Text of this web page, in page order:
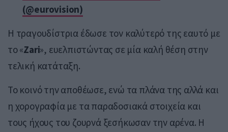
(@eurovision)
Η τραγουδίστρια έδωσε τον καλύτερό της εαυτό με
το «Zari», ευελπιστώντας σε μία καλή θέση στην
τελική κατάταξη.
Το κοινό την αποθέωσε, ενώ τα πλάνα της αλλά και
η χορογραφία με τα παραδοσιακά στοιχεία και
τους ήχους του ζουρνά ξεσήκωσαν την αρένα. Η